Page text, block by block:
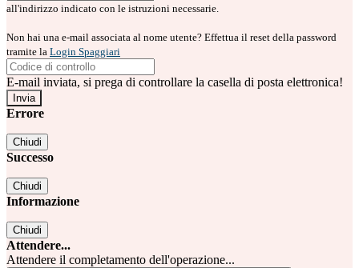
all'indirizzo indicato con le istruzioni necessarie.
Non hai una e-mail associata al nome utente? Effettua il reset della password
tramite la Login Spaggiari
E-mail inviata, si prega di controllare la casella di posta elettronica!
Errore
Chiudi
Successo
Chiudi
Informazione
Chiudi
Attendere...
Attendere il completamento dell'operazione...